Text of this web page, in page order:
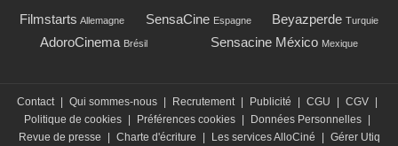
Filmstarts Allemagne SensaCine Espagne Beyazperde Turquie
AdoroCinema Brésil Sensacine México Mexique
Contact Qui sommes-nous Recrutement Publicité CGU CGV
Politique de cookies
Préférences cookies Données Personnelles
Revue de presse
Charte d'écriture Les services AlloCiné Gérer Utiq